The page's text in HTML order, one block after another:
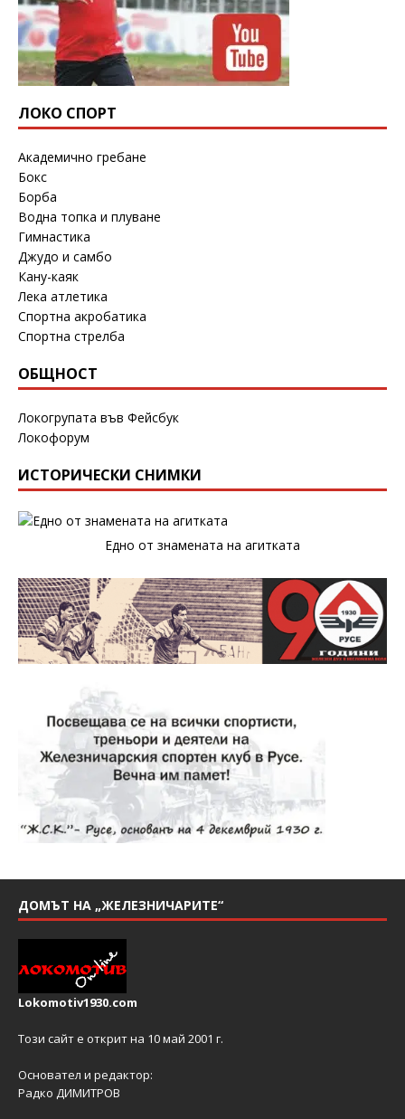
ЛОКО СПОРТ
Академично гребане
Бокс
Борба
Водна топка и плуване
Гимнастика
Джудо и самбо
Кану-каяк
Лека атлетика
Спортна акробатика
Спортна стрелба
ОБЩНОСТ
Локогрупата във Фейсбук
Локофорум
ИСТОРИЧЕСКИ СНИМКИ
Едно от знамената на агитката
ДОМЪТ НА „ЖЕЛЕЗНИЧАРИТЕ“
Lokomotiv1930.com
Този сайт е открит на 10 май 2001 г.
Основател и редактор:
Радко ДИМИТРОВ